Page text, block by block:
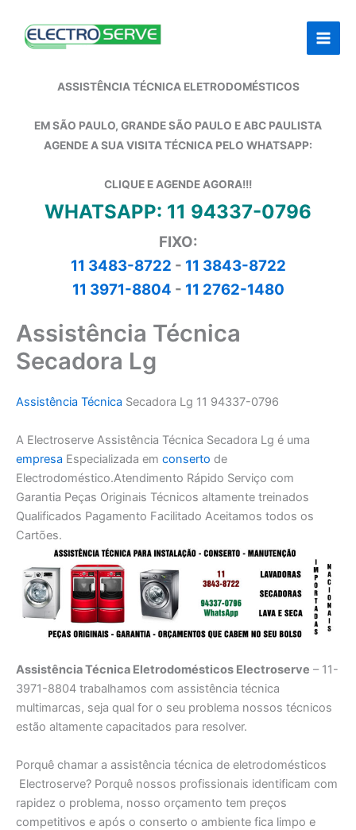
ASSISTÊNCIA TÉCNICA ELETRODOMÉSTICOS
EM SÃO PAULO, GRANDE SÃO PAULO E ABC PAULISTA
AGENDE A SUA VISITA TÉCNICA PELO WHATSAPP:
CLIQUE E AGENDE AGORA!!!
WHATSAPP: 11 94337-0796
FIXO:
11 3483-8722 - 11 3843-8722
11 3971-8804 - 11 2762-1480
Assistência Técnica
Secadora Lg
Assistência Técnica Secadora Lg 11 94337-0796
A Electroserve Assistência Técnica Secadora Lg é uma
empresa Especializada em conserto de
Electrodoméstico.Atendimento Rápido Serviço com
Garantia Peças Originais Técnicos altamente treinados
Qualificados Pagamento Facilitado Aceitamos todos os
Cartões.
Assistência Técnica Eletrodomésticos Electroserve – 11-
3971-8804 trabalhamos com assistência técnica
multimarcas, seja qual for o seu problema nossos técnicos
estão altamente capacitados para resolver.
Porquê chamar a assistência técnica de eletrodomésticos
Electroserve? Porquê nossos profissionais identificam com
rapidez o problema, nosso orçamento tem preços
competitivos e após o conserto o ambiente fica limpo e